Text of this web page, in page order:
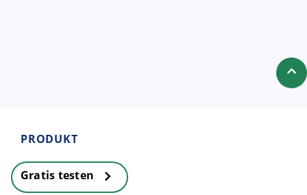
PRODUKT
Gratis testen